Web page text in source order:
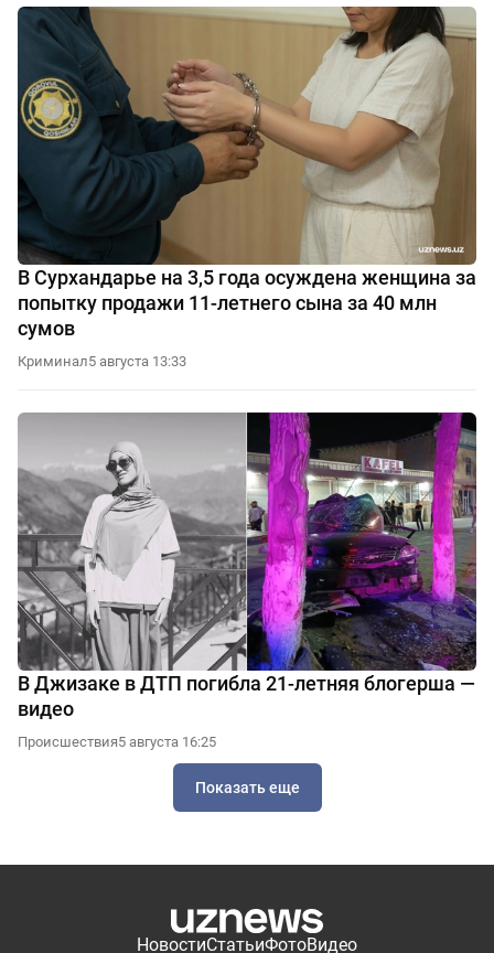
В Сурхандарье на 3,5 года осуждена женщина за
попытку продажи 11-летнего сына за 40 млн
сумов
Криминал5 августа 13:33
В Джизаке в ДТП погибла 21-летняя блогерша —
видео
Происшествия5 августа 16:25
Показать еще
НовостиСтатьиФотоВидео